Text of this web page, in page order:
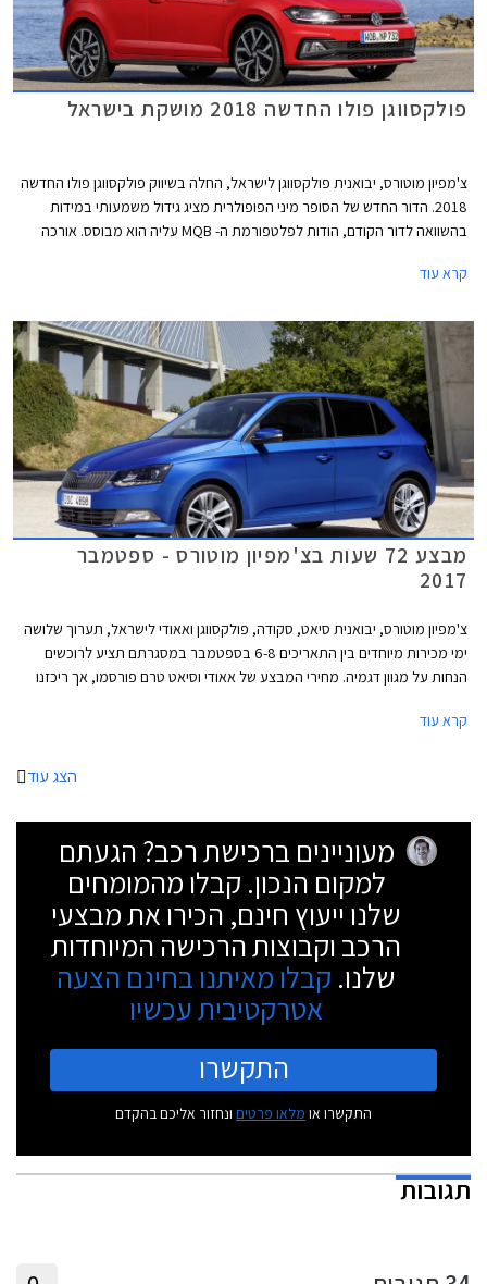
פולקסווגן פולו החדשה 2018 מושקת בישראל
צ'מפיון מוטורס, יבואנית פולקסווגן לישראל, החלה בשיווק פולקסווגן פולו החדשה
2018. הדור החדש של הסופר מיני הפופולרית מציג גידול משמעותי במידות
בהשוואה לדור הקודם, הודות לפלטפורמת ה- MQB עליה הוא מבוסס. אורכה
ובסיס הגלגלים התארך בלא פחות מ- 95 מ"מ לכדי 2,551 מ"מ.
קרא עוד
מבצע 72 שעות בצ'מפיון מוטורס - ספטמבר
2017
צ'מפיון מוטורס, יבואנית סיאט, סקודה, פולקסווגן ואאודי לישראל, תערוך שלושה
ימי מכירות מיוחדים בין התאריכים 6-8 בספטמבר במסגרתם תציע לרוכשים
הנחות על מגוון דגמיה. מחירי המבצע של אאודי וסיאט טרם פורסמו, אך ריכזנו
ופולקסווגן.
קרא עוד
הצג עוד
מעוניינים ברכישת רכב? הגעתם
למקום הנכון. קבלו מהמומחים
שלנו ייעוץ חינם, הכירו את מבצעי
הרכב וקבוצות הרכישה המיוחדות
שלנו. קבלו מאיתנו בחינם הצעה
אטרקטיבית עכשיו
התקשרו
התקשרו או מלאו פרטים ונחזור אליכם בהקדם
תגובות